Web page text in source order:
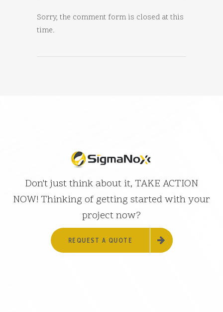
Sorry, the comment form is closed at this
time.
Don't just think about it, TAKE ACTION
NOW! Thinking of getting started with your
project now?
REQUEST A QUOTE